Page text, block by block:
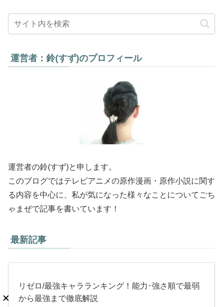
運営者：鈴(すず)のプロフィール
運営者の鈴(すず)と申します。
このブログではテレビアニメの原作漫画・原作小説に関す
る内容を中心に、私が気になった様々なことについてごち
ゃまぜで記事を書いています！
最新記事
リゼロ/最強キャラランキング！能力･強さ順で最弱
から最強まで徹底解説